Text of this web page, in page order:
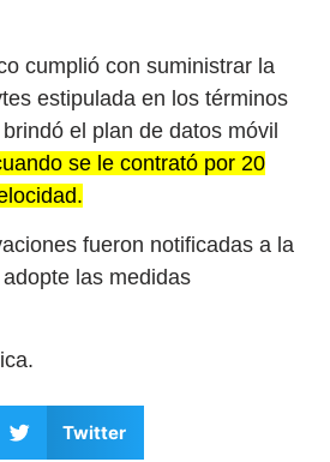
cumplió con suministrar la
estipulada en los términos
el plan de datos móvil
se le contrató por 20
fueron notificadas a la
las medidas
Twitter